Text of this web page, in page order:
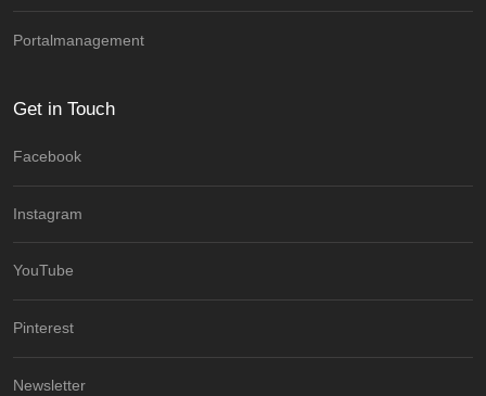
Portalmanagement
Get in Touch
Facebook
Instagram
YouTube
Pinterest
Newsletter